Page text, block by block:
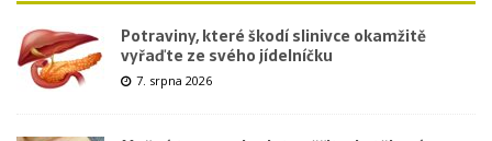
Potraviny, které škodí slinivce okamžitě
vyřaďte ze svého jídelníčku
7. srpna 2026